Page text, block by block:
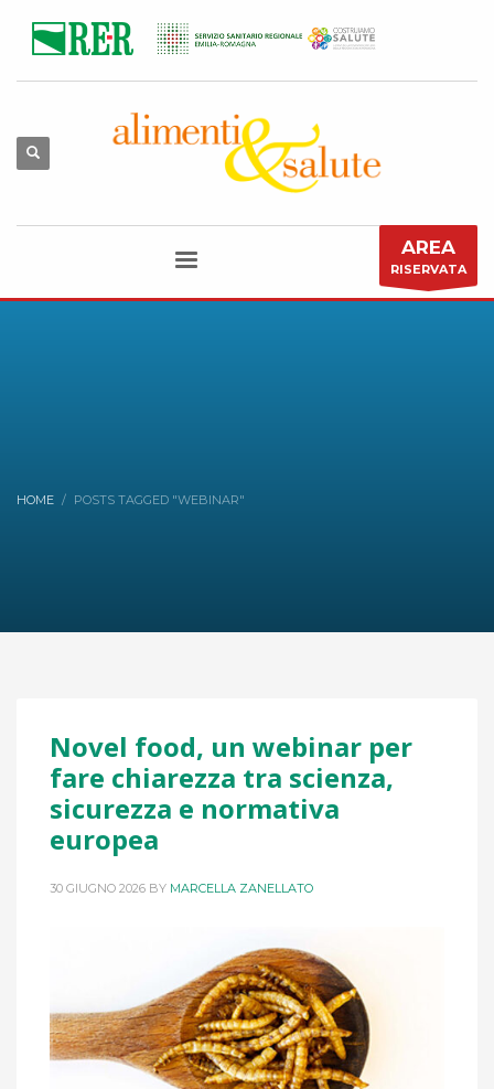
AREA
RISERVATA
HOME POSTS TAGGED "WEBINAR"
Novel food, un webinar per
fare chiarezza tra scienza,
sicurezza e normativa
europea
30 GIUGNO 2026 BY MARCELLA ZANELLATO